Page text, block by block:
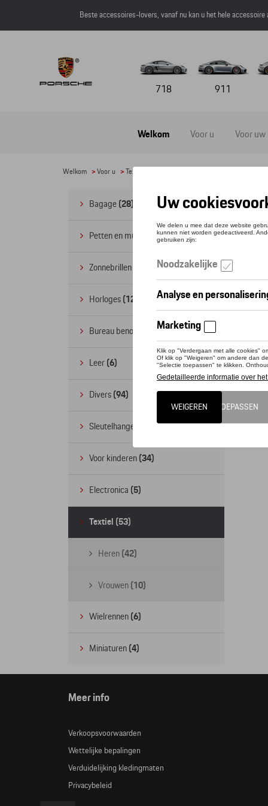
Beste accessoires-lovers, vanaf nu kan u het hele
718 911
Welkom Voor u Voor uw
Welkom >Voor u >Textiel
Bagage (28)
Petten en mutsen (20)
Zonnebrillen
Horloges (12)
Bureau benodigdheden (19)
Leer (6)
Divers (94)
Sleutelhangers en lanyards
Voor kinderen (34)
Electronica (5)
Textiel (53)
Heren (42)
Vrouwen (10)
Wielrennen (6)
Miniaturen (4)
Meer info
Verkoopsvoorwaarden
Wettelijke bepalingen
Verduidelijking kledingmaten
Privacybeleid